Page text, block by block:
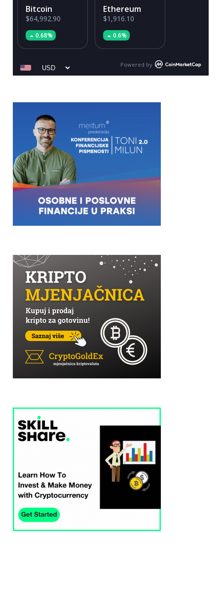
Bitcoin
$64,992.90
0.68%
Ethereum
$1,916.10
0.6%
Powered by